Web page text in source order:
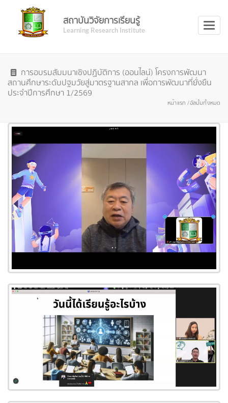
สถาบันวิจัยการเรียนรู้
Learning Research Institute
การอบรมสัมมนาเชิงปฏิบัติการ (ออนไลน์) โครงการพัฒนา
สถานศึกษาระดับปฐมวัยสู่มาตรฐานสากล เพื่อการพัฒนาที่ยั่งยืน
ประจำปีการศึกษา 1/2569
หน้าแรก /อัลบั้มทั้งหมด